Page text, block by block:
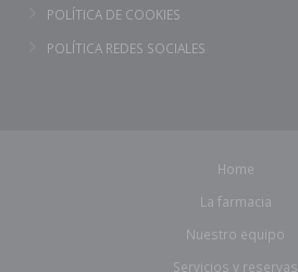
POLÍTICA DE COOKIES
POLÍTICA REDES SOCIALES
Home
La farmacia
Nuestro equipo
Servicios y reservas